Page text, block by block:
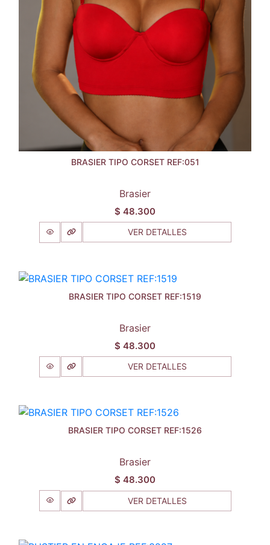
BRASIER TIPO CORSET REF:051
Brasier
$ 48.300
VER DETALLES
BRASIER TIPO CORSET REF:1519
Brasier
$ 48.300
VER DETALLES
BRASIER TIPO CORSET REF:1526
Brasier
$ 48.300
VER DETALLES